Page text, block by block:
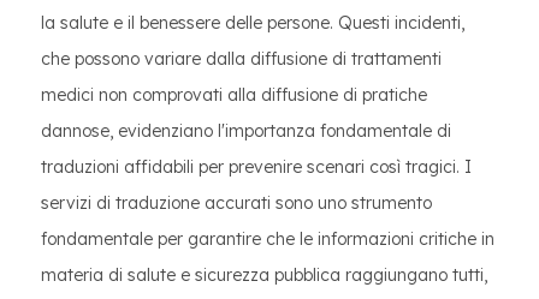
la salute e il benessere delle persone. Questi incidenti,
che possono variare dalla diffusione di trattamenti
medici non comprovati alla diffusione di pratiche
dannose, evidenziano l'importanza fondamentale di
traduzioni affidabili per prevenire scenari così tragici. I
servizi di traduzione accurati sono uno strumento
fondamentale per garantire che le informazioni critiche in
materia di salute e sicurezza pubblica raggiungano tutti,